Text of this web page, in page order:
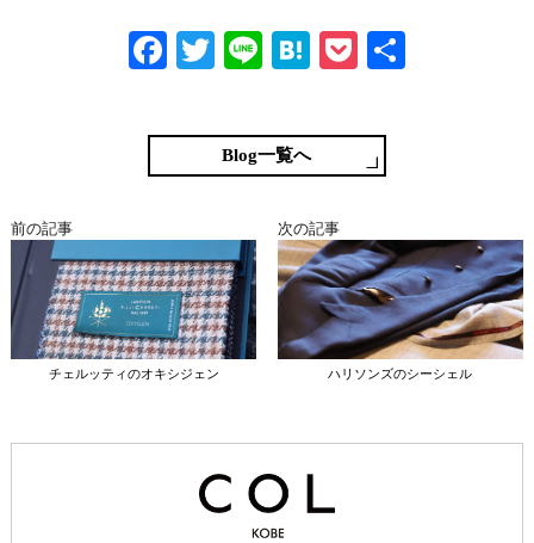
Fa
bo
ok
T
tte
r
Li
H
en
a
P
ke
t
Blog一覧へ
前の記事
チェルッティのオキシジェン
次の記事
ハリソンズのシーシェル